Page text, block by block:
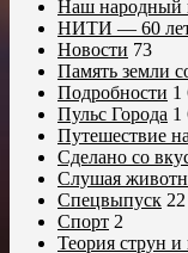
Наш народный
НИТИ — 60
Новости 73
Память земли
Подробности 1
Пульс Города 1
Путешествие
Сделано со
Слушая
Спецвыпуск 22
Спорт 2
Теория струн и